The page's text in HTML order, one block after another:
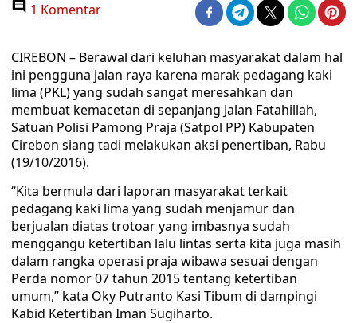
1 Komentar
CIREBON – Berawal dari keluhan masyarakat dalam hal
ini pengguna jalan raya karena marak pedagang kaki
lima (PKL) yang sudah sangat meresahkan dan
membuat kemacetan di sepanjang Jalan Fatahillah,
Satuan Polisi Pamong Praja (Satpol PP) Kabupaten
Cirebon siang tadi melakukan aksi penertiban, Rabu
(19/10/2016).
“Kita bermula dari laporan masyarakat terkait
pedagang kaki lima yang sudah menjamur dan
berjualan diatas trotoar yang imbasnya sudah
menggangu ketertiban lalu lintas serta kita juga masih
dalam rangka operasi praja wibawa sesuai dengan
Perda nomor 07 tahun 2015 tentang ketertiban
umum,” kata Oky Putranto Kasi Tibum di dampingi
Kabid Ketertiban Iman Sugiharto.